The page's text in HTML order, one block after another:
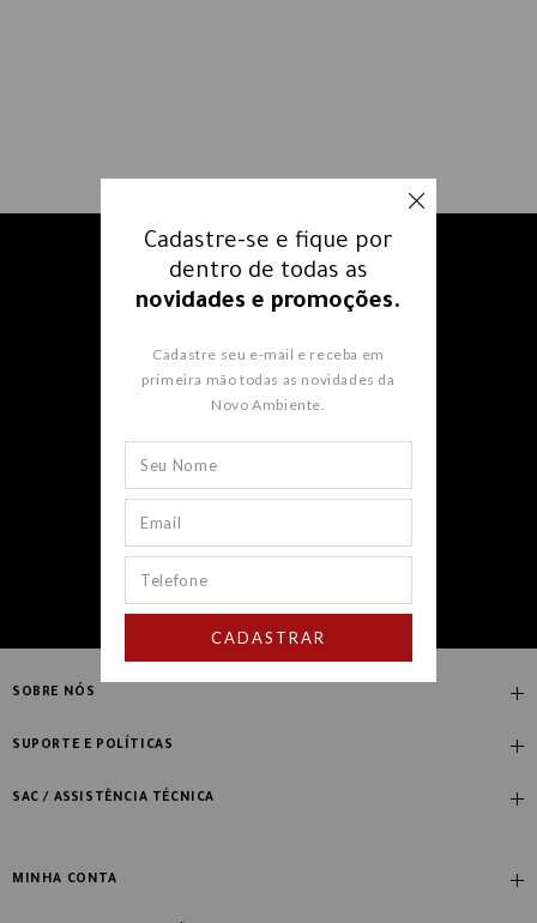
Receba nossos e-mails e fique
por dentrode todas as
CADASTRAR
SOBRE NÓS
Quem Somos
SUPORTE E POLÍTICAS
Compre com Especialista
SAC / ASSISTÊNCIA TÉCNICA
MINHA CONTA
Cadastre-se e fique por
dentro de todas as
novidades e promoções.
Cadastre seu e-mail e receba em
primeira mão todas as novidades da
Novo Ambiente.
CADASTRAR